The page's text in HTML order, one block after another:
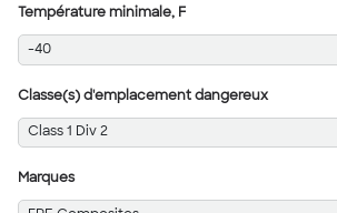
Température minimale, F
-40
Classe(s) d'emplacement dangereux
Class 1 Div 2
Marques